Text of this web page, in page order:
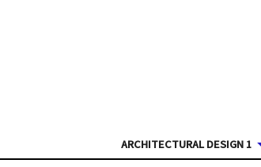
ARCHITECTURAL DESIGN 1